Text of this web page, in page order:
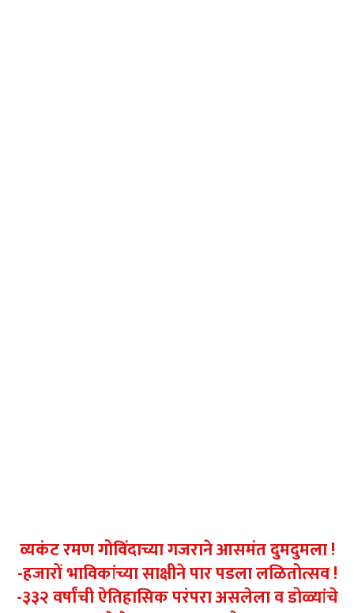
व्यकंट रमण गोविंदाच्या गजराने आसमंत दुमदुमला !
-हजारों भाविकांच्या साक्षीने पार पडला लळितोत्सव !
-३३२ वर्षांची ऐतिहासिक परंपरा असलेला व डोळ्यांचे